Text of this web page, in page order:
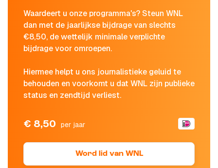
Waardeert u onze programma's? Steun WNL
dan met de jaarlijkse bijdrage van slechts
€8,50, de wettelijk minimale verplichte
bijdrage voor omroepen.
Hiermee helpt u ons journalistieke geluid te
behouden en voorkomt u dat WNL zijn publieke
status en zendtijd verliest.
€ 8,50 per jaar
Word lid van WNL